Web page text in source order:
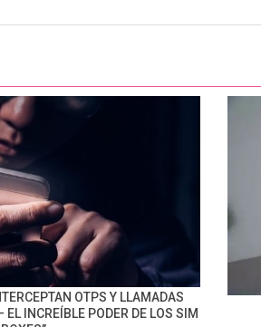
OTPS Y LLAMADAS
EL INCREÍBLE PODER DE LOS SIM